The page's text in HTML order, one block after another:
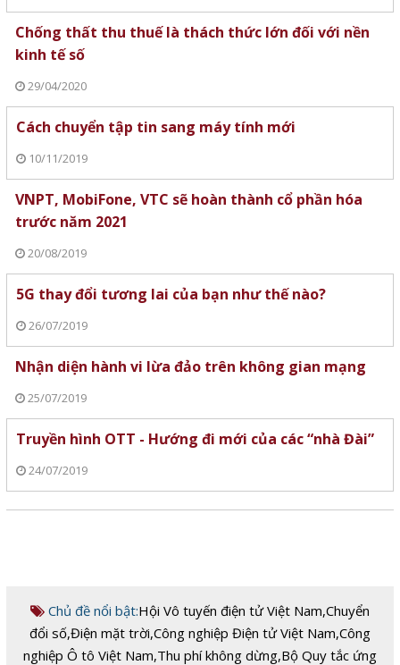
Chống thất thu thuế là thách thức lớn đối với nền
kinh tế số
29/04/2020
Cách chuyển tập tin sang máy tính mới
10/11/2019
VNPT, MobiFone, VTC sẽ hoàn thành cổ phần hóa
trước năm 2021
20/08/2019
5G thay đổi tương lai của bạn như thế nào?
26/07/2019
Nhận diện hành vi lừa đảo trên không gian mạng
25/07/2019
Truyền hình OTT - Hướng đi mới của các “nhà Đài”
24/07/2019
Chủ đề nổi bật:Hội Vô tuyến điện tử Việt Nam,Chuyển
đổi số,Điện mặt trời,Công nghiệp Điện tử Việt Nam,Công
nghiệp Ô tô Việt Nam,Thu phí không dừng,Bộ Quy tắc ứng